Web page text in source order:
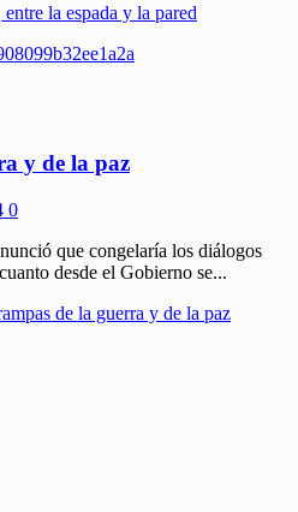
la espada y la pared
y de la paz
0
que congelaría los diálogos
desde el Gobierno se...
de la guerra y de la paz